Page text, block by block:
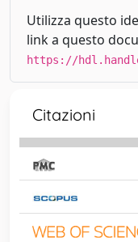
Utilizza questo
link a questo
https://
Citazioni